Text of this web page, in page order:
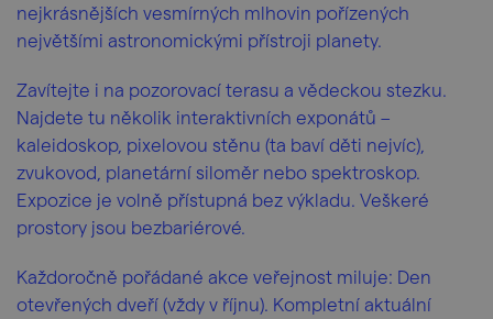
nejkrásnějších vesmírných mlhovin pořízených
největšími astronomickými přístroji planety.
Zavítejte i na pozorovací terasu a vědeckou stezku.
Najdete tu několik interaktivních exponátů –
kaleidoskop, pixelovou stěnu (ta baví děti nejvíc),
zvukovod, planetární siloměr nebo spektroskop.
Expozice je volně přístupná bez výkladu. Veškeré
prostory jsou bezbariérové.
Každoročně pořádané akce veřejnost miluje: Den
otevřených dveří (vždy v říjnu). Kompletní aktuální